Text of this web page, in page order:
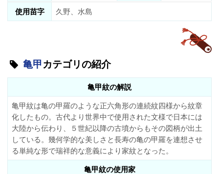
使用苗字
久野、水島
亀甲 カテゴリの紹介
亀甲紋の解説
亀甲紋は亀の甲羅のような正六角形の連続紋四様から紋章
化したもの。古代より世界中で使用された文様で日本には
大陸から伝わり、５世紀以降の古墳からもその図柄が出土
している。幾何学的な美しさと長寿の亀の甲羅を連想させ
る単純な形で瑞祥的な意義により家紋となった。
亀甲紋の使用家